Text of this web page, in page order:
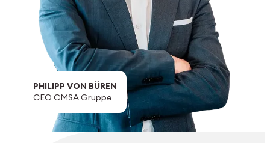
PHILIPP VON BÜREN
CEO CMSA Gruppe